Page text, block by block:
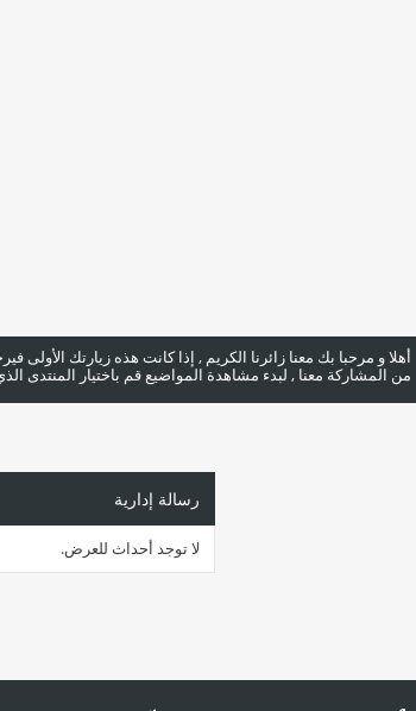
أهلا و مرحبا بك معنا زائرنا الكريم , إذا كانت هذه زيارتك الأولى
من المشاركة معنا , لبدء مشاهدة المواضيع قم باختيار المنتدى
رسالة إدارية
لا توجد أحداث للعرض.